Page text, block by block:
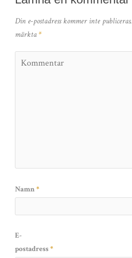
Din e-postadress kommer inte publiceras.
märkta*
Namn*
E-
postadress*